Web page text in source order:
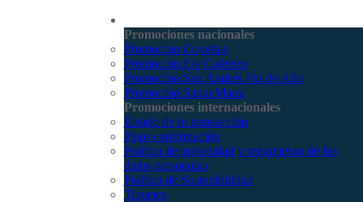
Promociones nacionales
Promocion Coveñas
Promoción Eje Cafetero
Promoción San Andrés Fin de Año
Promoción Santa Marta
Promociones internacionales
Estado de tu transacción
Pago confirmación
Política de privacidad y tratamiento de los
datos personales
Política de Sostenibilidad
Tiquetes